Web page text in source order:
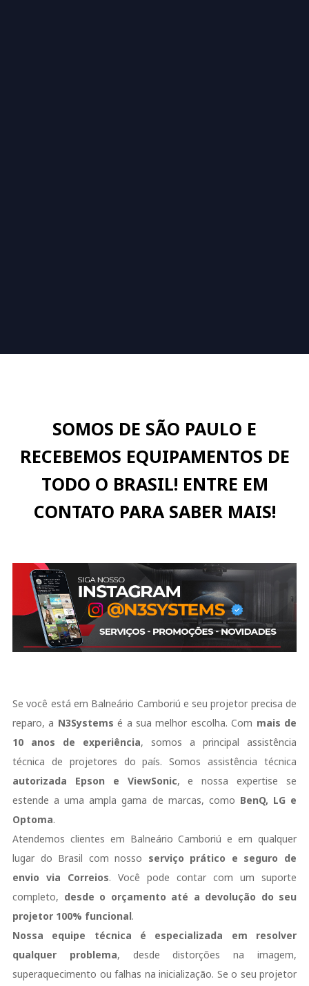
SOMOS DE SÃO PAULO E
RECEBEMOS EQUIPAMENTOS DE
TODO O BRASIL! ENTRE EM
CONTATO PARA SABER MAIS!
Se você está em Balneário Camboriú e seu projetor precisa de
reparo, a N3Systems é a sua melhor escolha. Com mais de
10 anos de experiência, somos a principal assistência
técnica de projetores do país. Somos assistência técnica
autorizada Epson e ViewSonic, e nossa expertise se
estende a uma ampla gama de marcas, como BenQ, LG e
Optoma.
Atendemos clientes em Balneário Camboriú e em qualquer
lugar do Brasil com nosso serviço prático e seguro de
envio via Correios. Você pode contar com um suporte
completo, desde o orçamento até a devolução do seu
projetor 100% funcional.
Nossa equipe técnica é especializada em resolver
qualquer problema, desde distorções na imagem,
superaquecimento ou falhas na inicialização. Se o seu projetor